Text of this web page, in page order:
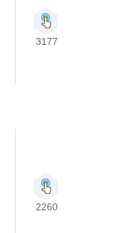
3177
2260